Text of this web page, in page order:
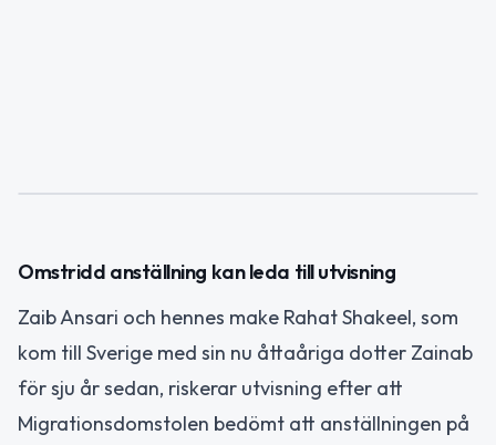
Omstridd anställning kan leda till utvisning
Zaib Ansari och hennes make Rahat Shakeel, som
kom till Sverige med sin nu åttaåriga dotter Zainab
för sju år sedan, riskerar utvisning efter att
Migrationsdomstolen bedömt att anställningen på